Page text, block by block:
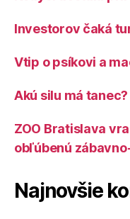
Investorov čaká
Vtip o psíkovi a
Akú silu má tanec?
ZOO Bratislava
obľúbenú
Najnovšie